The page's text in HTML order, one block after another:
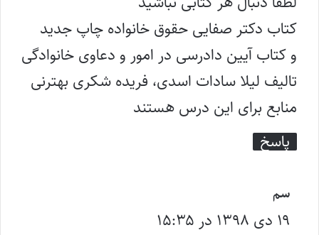
کتاب دکتر صفایی حقوق خانواده چاپ جدید
و کتاب آیین دادرسی در امور و دعاوی خانوادگی
تالیف لیلا سادات اسدی، فریده شکری بهترنی
منابع برای این درس هستند
پاسخ
سم
ف ۱۹ دی ۱۳۹۸ در ۱۵:۳۵